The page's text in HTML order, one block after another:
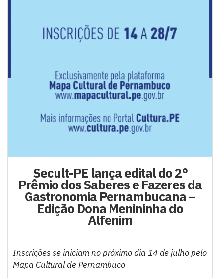
Secult-PE lança edital do 2°
Prêmio dos Saberes e Fazeres da
Gastronomia Pernambucana –
Edição Dona Menininha do
Alfenim
Inscrições se iniciam no próximo dia 14 de julho pelo
Mapa Cultural de Pernambuco